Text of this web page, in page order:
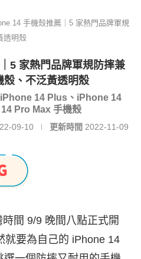
14 手機殼推薦｜5 家熱門品牌軍規
透明殼
5 家熱門品牌軍規防摔兼
、不泛黃透明殼
14 Plus、iPhone 14
Pro Max 手機殼
09-10 更新時間 2022-11-09
間 9/9 晚間八點正式開
就要為自己的 iPhone 14